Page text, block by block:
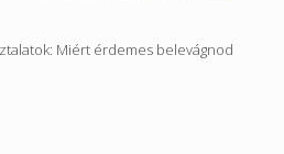
Miért érdemes belevágnod